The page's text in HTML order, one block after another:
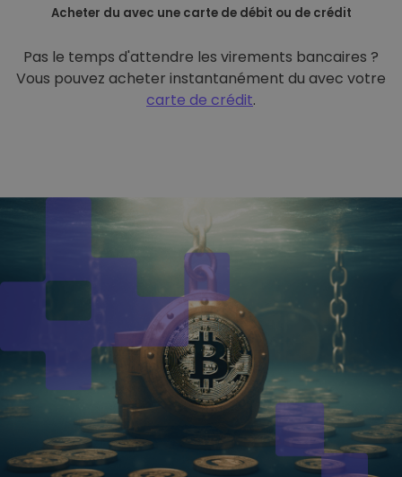
Acheter du avec une carte de débit ou de crédit
Pas le temps d'attendre les virements bancaires ?
Vous pouvez acheter instantanément du avec votre
carte de crédit.